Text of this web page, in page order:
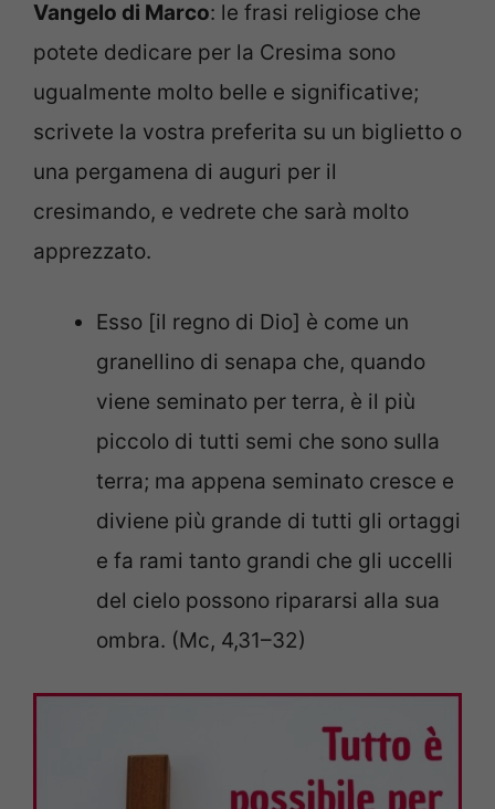
Vangelo di Marco: le frasi religiose che
potete dedicare per la Cresima sono
ugualmente molto belle e significative;
scrivete la vostra preferita su un biglietto o
una pergamena di auguri per il
cresimando, e vedrete che sarà molto
apprezzato.
Esso [il regno di Dio] è come un
granellino di senapa che, quando
viene seminato per terra, è il più
piccolo di tutti semi che sono sulla
terra; ma appena seminato cresce e
diviene più grande di tutti gli ortaggi
e fa rami tanto grandi che gli uccelli
del cielo possono ripararsi alla sua
ombra. (Mc, 4,31–32)